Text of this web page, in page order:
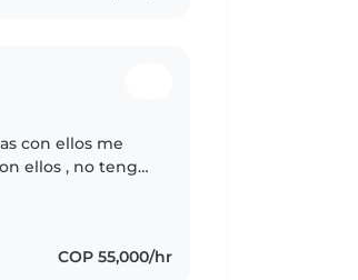
con ellos me
ellos , no tengo
COP 55,000/hr